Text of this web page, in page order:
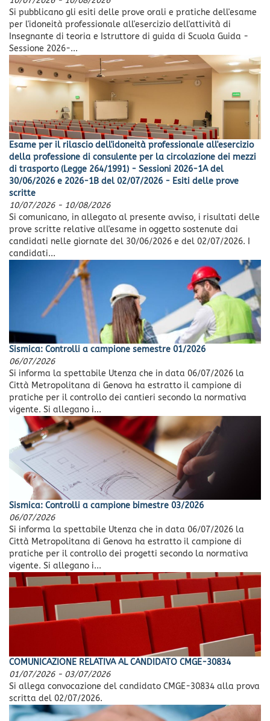
Si pubblicano gli esiti delle prove orali e pratiche dell'esame
per l'idoneità professionale all'esercizio dell'attività di
Insegnante di teoria e Istruttore di guida di Scuola Guida -
Sessione 2026-...
Esame per il rilascio dell'idoneità professionale all'esercizio
della professione di consulente per la circolazione dei mezzi
di trasporto (Legge 264/1991) - Sessioni 2026-1A del
30/06/2026 e 2026-1B del 02/07/2026 - Esiti delle prove
scritte
10/07/2026- 10/08/2026
Si comunicano, in allegato al presente avviso, i risultati delle
prove scritte relative all'esame in oggetto sostenute dai
candidati nelle giornate del 30/06/2026 e del 02/07/2026. I
candidati...
Sismica: Controlli a campione semestre 01/2026
06/07/2026
Si informa la spettabile Utenza che in data 06/07/2026 la
Città Metropolitana di Genova ha estratto il campione di
pratiche per il controllo dei cantieri secondo la normativa
vigente. Si allegano i...
Sismica: Controlli a campione bimestre 03/2026
06/07/2026
Si informa la spettabile Utenza che in data 06/07/2026 la
Città Metropolitana di Genova ha estratto il campione di
pratiche per il controllo dei progetti secondo la normativa
vigente. Si allegano i...
COMUNICAZIONE RELATIVA AL CANDIDATO CMGE-30834
01/07/2026- 03/07/2026
Si allega convocazione del candidato CMGE-30834 alla prova
scritta del 02/07/2026.